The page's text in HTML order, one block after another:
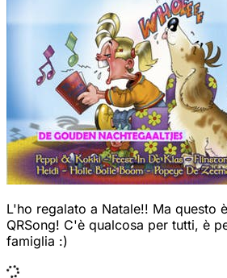
L'ho regalato a Natale!! Ma questo
QRSong! C'è qualcosa per tutti, è
famiglia :)